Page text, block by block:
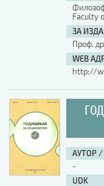
Faculty
ЗА
Проф.
WEB
http://
АУТОР /
-
UDK